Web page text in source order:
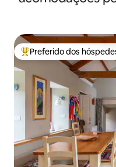
Entre os melhores
Preferido dos